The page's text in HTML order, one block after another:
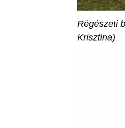
Régészeti
Krisztina)